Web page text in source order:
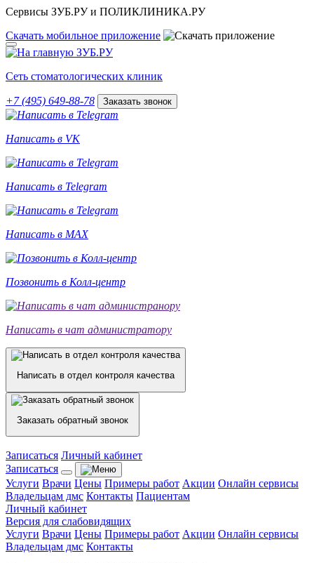
Сервисы ЗУБ.РУ и ПОЛИКЛИНИКА.РУ
Скачать мобильное приложение
Сеть стоматологических клиник
+7 (495) 649-88-78 Заказать звонок
Написать в VK
Написать в Telegram
Написать в MAX
Позвонить в Колл-центр
Написать в чат администратору
Написать в отдел контроля качества
Заказать обратный звонок
Записаться Личный кабинет
Записаться
Услуги Врачи Цены Примеры работ Акции Онлайн сервисы
Владельцам дмс Контакты Пациентам
Личный кабинет
Версия для слабовидящих
Услуги Врачи Цены Примеры работ Акции Онлайн сервисы
Владельцам дмс Контакты